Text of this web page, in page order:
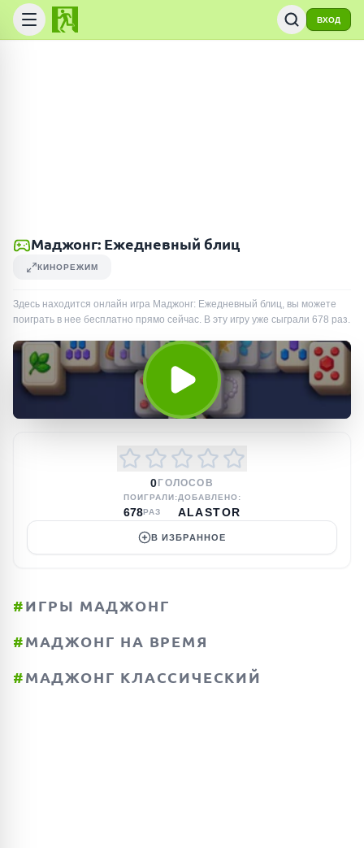
ВХОД
Маджонг: Ежедневный блиц
КИНОРЕЖИМ
Здесь находится онлайн игра Маджонг: Ежедневный блиц, вы можете
поиграть в нее бесплатно прямо сейчас. В эту игру уже сыграли 678 раз.
0 ГОЛОСОВ
ПОИГРАЛИ:
678РАЗ
ДОБАВЛЕНО:
ALASTOR
В ИЗБРАННОЕ
#ИГРЫ МАДЖОНГ
#МАДЖОНГ НА ВРЕМЯ
#МАДЖОНГ КЛАССИЧЕСКИЙ